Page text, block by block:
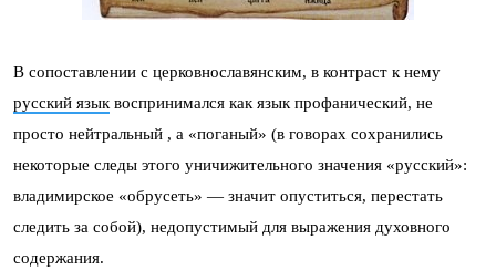
В сопоставлении с церковнославянским, в контраст к нему
русский языквоспринимался как язык профанический, не
просто нейтральный , а «поганый» (в говорах сохранились
некоторые следы этого уничижительного значения «русский»:
владимирское «обрусеть» — значит опуститься, перестать
следить за собой), недопустимый для выражения духовного
содержания.